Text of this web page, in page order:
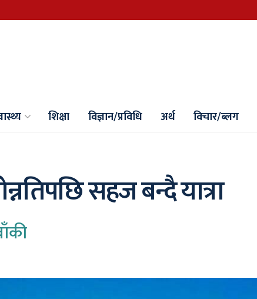
शिक्षा विज्ञान/प्रविधि अर्थ विचार/ब्लग
सहज बन्दै यात्रा